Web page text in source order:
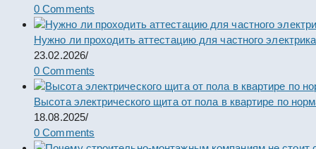
0 Comments
Нужно ли проходить аттестацию для частного
23.02.2026/
0 Comments
Высота электрического щита от пола в квартире по
18.08.2025/
0 Comments